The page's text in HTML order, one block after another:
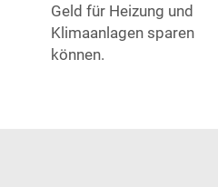
Geld für Heizung und
Klimaanlagen sparen
können.